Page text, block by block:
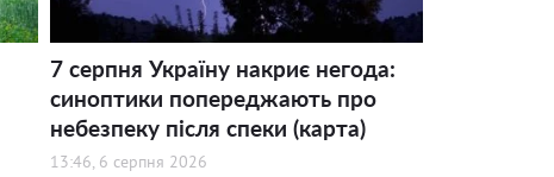
7 серпня Україну накриє негода:
синоптики попереджають про
небезпеку після спеки (карта)
13:46, 6 серпня 2026